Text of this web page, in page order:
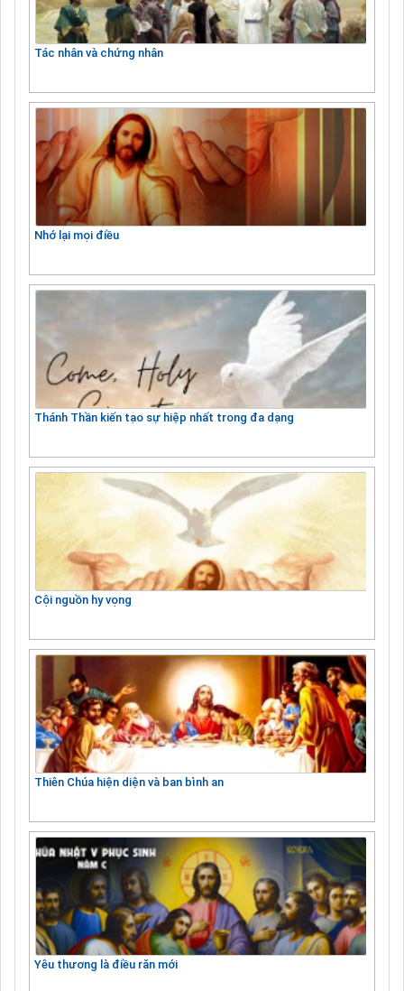
Tác nhân và chứng nhân
Nhớ lại mọi điều
Thánh Thần kiến tạo sự hiệp nhất trong đa dạng
Cội nguồn hy vọng
Thiên Chúa hiện diện và ban bình an
Yêu thương là điều răn mới